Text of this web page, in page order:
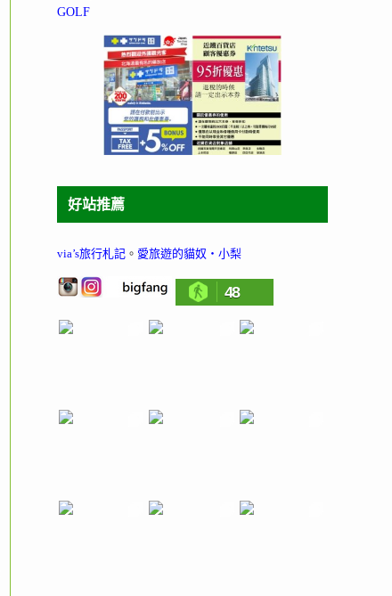
GOLF
好站推薦
via’s旅行札記 。 愛旅遊的貓奴‧小梨
48